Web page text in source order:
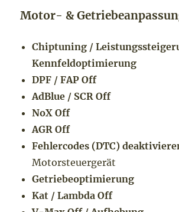
Motor- &
Chiptuning /
Kennfeldoptimierung
DPF / FAP Off
AdBlue / SCR Off
NoX Off
AGR Off
Fehlercodes (DTC)
Motorsteuergerät
Getriebeoptimierung
Kat / Lambda Off